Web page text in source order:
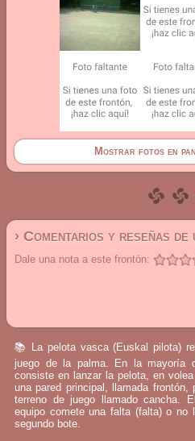
Mostrar fotos en
› Comentarios y reseñas de
Dale una nota a este frontón:
📚 La pelota vasca (Euskal pilota)
juego de la palma. En la mayoría
consiste en lanzar la pelota, en
una pared principal, llamada
terreno de juego llamado cancha.
equipo comete una falta (falta) o no
segundo bote.